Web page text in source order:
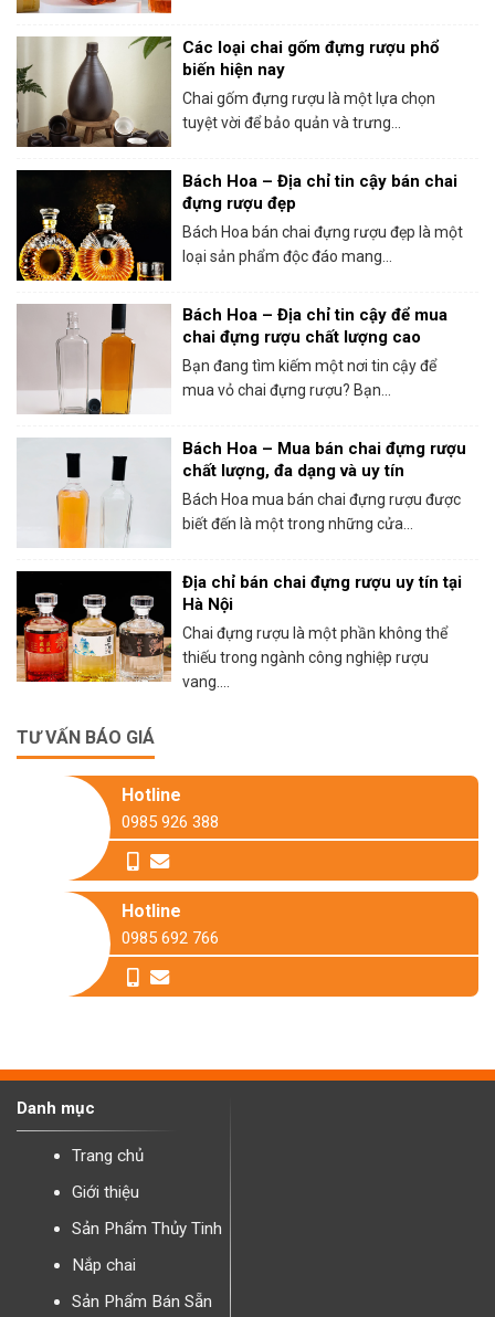
Các loại chai gốm đựng rượu phổ
biến hiện nay
Chai gốm đựng rượu là một lựa chọn
tuyệt vời để bảo quản và trưng...
Bách Hoa – Địa chỉ tin cậy bán chai
đựng rượu đẹp
Bách Hoa bán chai đựng rượu đẹp là một
loại sản phẩm độc đáo mang...
Bách Hoa – Địa chỉ tin cậy để mua
chai đựng rượu chất lượng cao
Bạn đang tìm kiếm một nơi tin cậy để
mua vỏ chai đựng rượu? Bạn...
Bách Hoa – Mua bán chai đựng rượu
chất lượng, đa dạng và uy tín
Bách Hoa mua bán chai đựng rượu được
biết đến là một trong những cửa...
Địa chỉ bán chai đựng rượu uy tín tại
Hà Nội
Chai đựng rượu là một phần không thể
thiếu trong ngành công nghiệp rượu
vang....
TƯ VẤN BÁO GIÁ
Hotline
0985 926 388
Hotline
0985 692 766
Danh mục
Trang chủ
Giới thiệu
Sản Phẩm Thủy Tinh
Nắp chai
Sản Phẩm Bán Sẵn